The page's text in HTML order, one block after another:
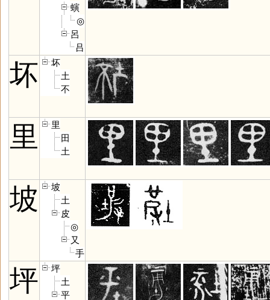
螾
◎
呂
吕
坏
坏
土
不
里
里
田
土
坡
坡
土
皮
◎
又
手
坪
坪
土
平